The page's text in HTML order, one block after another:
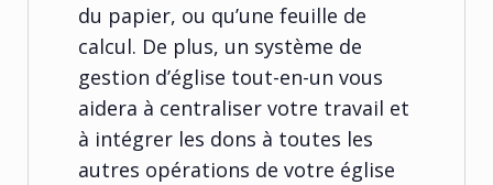
du papier, ou qu’une feuille de
calcul. De plus, un système de
gestion d’église tout-en-un vous
aidera à centraliser votre travail et
à intégrer les dons à toutes les
autres opérations de votre église